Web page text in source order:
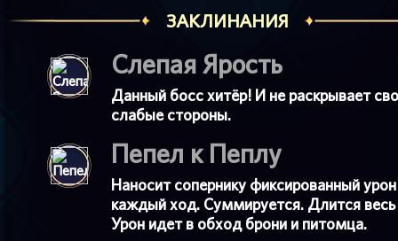
ЗАКЛИНАНИЯ
Слепая Ярость
Данный босс хитёр! И не раскрывает
слабые стороны.
Пепел к Пеплу
Наносит сопернику фиксированный урон
каждый ход. Суммируется. Длится весь
Урон идет в обход брони и питомца.